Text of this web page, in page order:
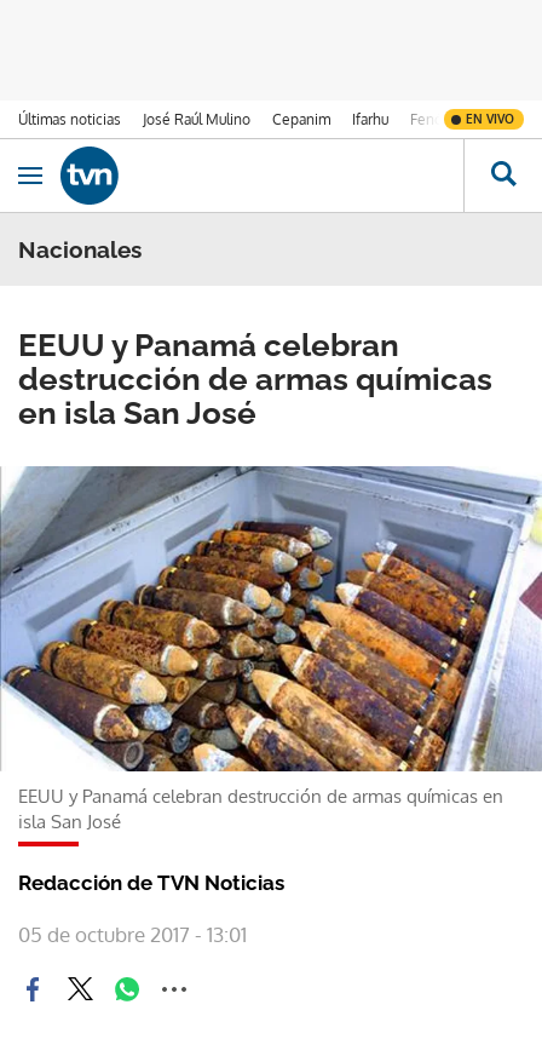
Últimas noticias José Raúl Mulino Cepanim Ifarhu Fenómeno de El
EN VIVO
Ir al contenido
Obrir navegació
Nacionales
EEUU y Panamá celebran
destrucción de armas químicas
en isla San José
EEUU y Panamá celebran destrucción de armas químicas en
isla San José
Redacción de TVN Noticias
05 de octubre 2017 - 13:01